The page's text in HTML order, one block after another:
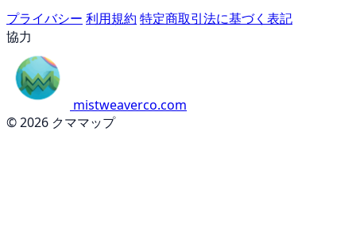
プライバシー 利用規約 特定商取引法に基づく表記
協力
mistweaverco.com
© 2026 クママップ